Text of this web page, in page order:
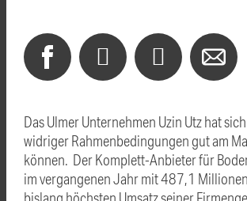
Das Ulmer Unternehmen Uzin Utz hat
widriger Rahmenbedingungen gut am
können. Der Komplett-Anbieter für
im vergangenen Jahr mit 487,1
bislang höchsten Umsatz seiner